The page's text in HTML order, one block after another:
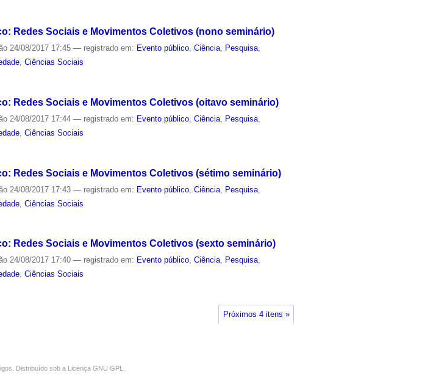
Redes Sociais e Movimentos Coletivos (nono seminário)
24/08/2017 17:45— registrado em: Evento público,Ciência, Pesquisa,
,Ciências Sociais
Redes Sociais e Movimentos Coletivos (oitavo seminário)
24/08/2017 17:44— registrado em: Evento público ,Ciência Pesquisa
,Ciências Sociais
Redes Sociais e Movimentos Coletivos (sétimo seminário)
24/08/2017 17:43— registrado em: Evento público ,Ciência Pesquisa
,Ciências Sociais
Redes Sociais e Movimentos Coletivos (sexto seminário)
24/08/2017 17:40— registrado em: Evento público,Ciência, Pesquisa,
,Ciências Sociais
Próximos 4 itens »
Distribuído sob a Licença GNU GPL